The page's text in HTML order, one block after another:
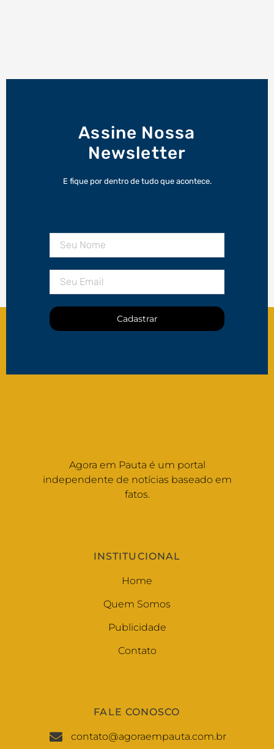
Assine Nossa
Newsletter
E fique por dentro de tudo que acontece.
Cadastrar
Agora em Pauta é um portal
independente de notícias baseado em
fatos.
INSTITUCIONAL
Home
Quem Somos
Publicidade
Contato
FALE CONOSCO
contato@agoraempauta.com.br